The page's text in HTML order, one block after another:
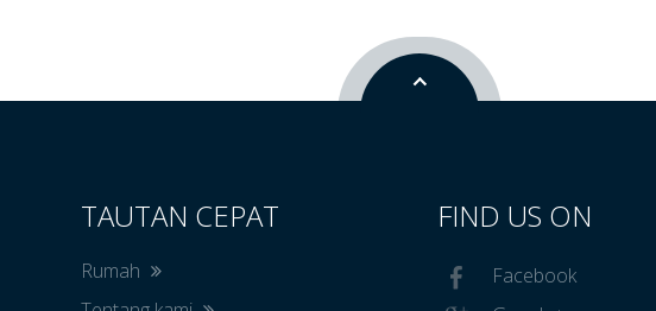
TAUTAN CEPAT
Rumah
FIND US ON
Facebook